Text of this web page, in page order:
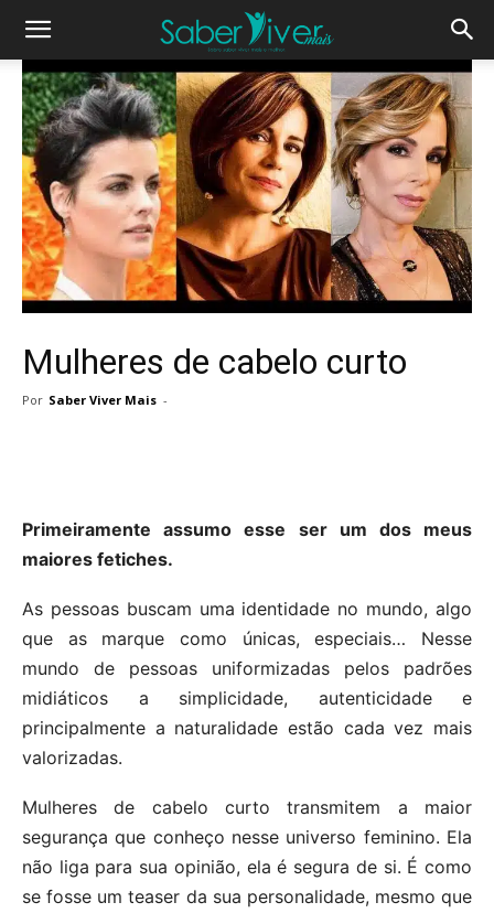
Mulheres de cabelo curto
Por Saber Viver Mais -
Primeiramente assumo esse ser um dos meus
maiores fetiches.
As pessoas buscam uma identidade no mundo, algo
que as marque como únicas, especiais… Nesse
mundo de pessoas uniformizadas pelos padrões
midiáticos a simplicidade, autenticidade e
principalmente a naturalidade estão cada vez mais
valorizadas.
Mulheres de cabelo curto transmitem a maior
segurança que conheço nesse universo feminino. Ela
não liga para sua opinião, ela é segura de si. É como
se fosse um teaser da sua personalidade, mesmo que